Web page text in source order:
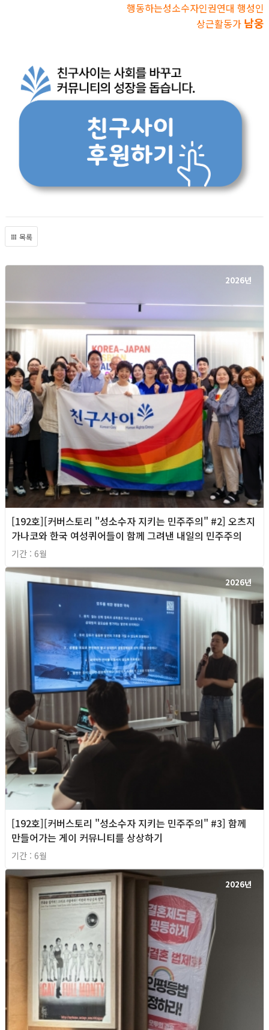
행동하는성소수자인권연대 행성인
상근활동가 남웅
목록
2026년
[192호][커버스토리 "성소수자 지키는 민주주의" #2] 오츠지
가나코와 한국 여성퀴어들이 함께 그려낸 내일의 민주주의
기간 : 6월
2026년
[192호][커버스토리 "성소수자 지키는 민주주의" #3] 함께
만들어가는 게이 커뮤니티를 상상하기
기간 : 6월
2026년